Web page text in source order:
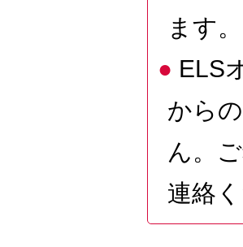
ます。
ELS
から
ん。
連絡